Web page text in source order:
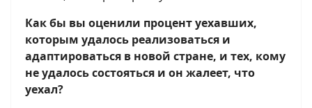
Как бы вы оценили процент уехавших,
которым удалось реализоваться и
адаптироваться в новой стране, и тех, кому
не удалось состояться и он жалеет, что
уехал?